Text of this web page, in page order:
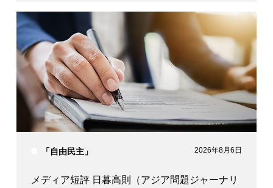
「自由民主」 2026年8月6日
メディア短評 日暮高則（アジア問題ジャーナリ